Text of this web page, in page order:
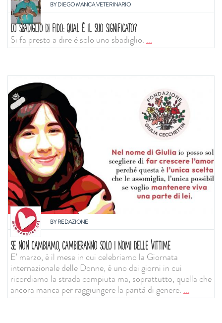
BYDIEGO MANCA VETERINARIO
LO SBADIGLIO DI FIDO: QUAL È IL SUO SIGNIFICATO?
Si fa presto a dire è solo uno sbadiglio....
BYREDAZIONE
SE NON CAMBIAMO, CAMBIERANNO SOLO I NOMI DELLE VITTIME
E' marzo, è il mese in cui celebriamo la Giornata
internazionale delle Donne, è uno dei giorni in cui
ricordiamo la strada compiuta ma, soprattutto, quella che
ancora manca per raggiungere la parità di genere. ...